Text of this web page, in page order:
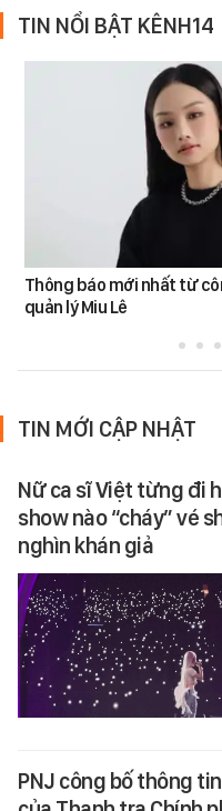
TIN NỔI BẬT KÊNH14
Thông báo mới nhất từ
quản lý Miu Lê
TIN MỚI CẬP NHẬT
Nữ ca sĩ Việt từng đi
show nào “cháy” vé
nghìn khán giả
PNJ công bố thông